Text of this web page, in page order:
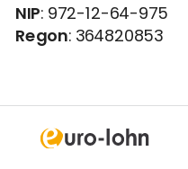
NIP: 972-12-64-975
Regon: 364820853